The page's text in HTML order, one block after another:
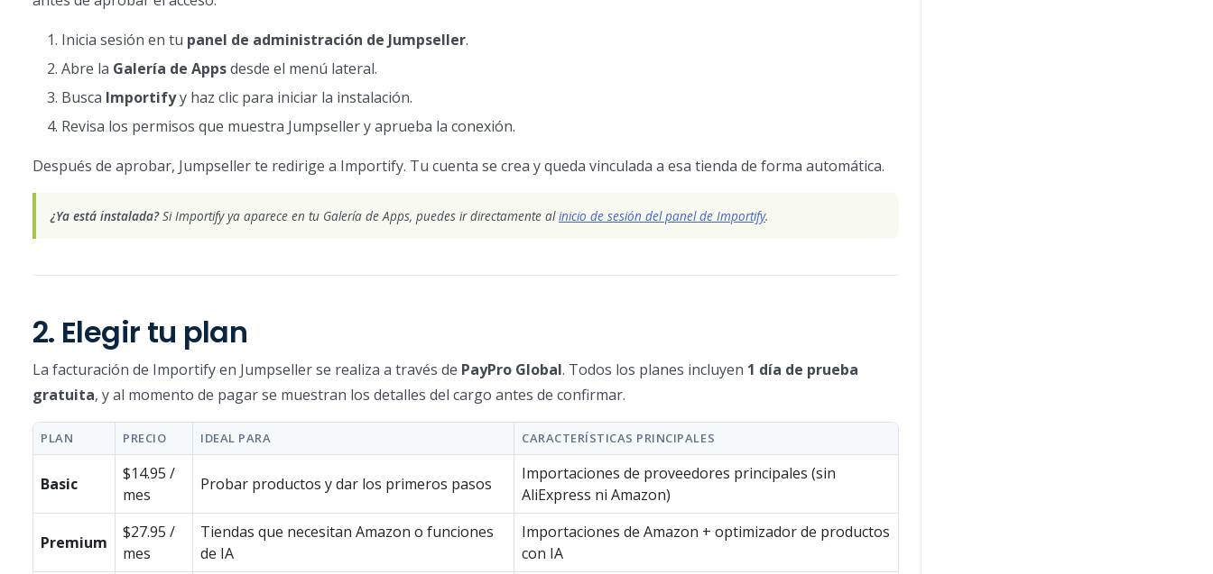
Inicia sesión en tu panel de administración de Jumpseller.
Abre la Galería de Appsdesde el menú lateral.
Busca Importifyy haz clic para iniciar la instalación.
Revisa los permisos que muestra Jumpseller y aprueba la conexión.
Después de aprobar, Jumpseller te redirige a Importify. Tu cuenta se crea y queda vinculada a esa tienda de forma automática.
¿Ya está instalada?Si Importify ya aparece en tu Galería de Apps, puedes ir directamente alinicio de sesión del panel de Importify.
2. Elegir tu plan
La facturación de Importify en Jumpseller se realiza a través de PayPro Global. Todos los planes incluyen 1 día de prueba
gratuita, y al momento de pagar se muestran los detalles del cargo antes de confirmar.
PLAN PRECIO IDEAL PARA CARACTERÍSTICAS PRINCIPALES
Basic
$14.95 /
mes
Probar productos y dar los primeros pasos
Importaciones de proveedores principales (sin
AliExpress ni Amazon)
Premium
$27.95 /
mes
Tiendas que necesitan Amazon o funciones
de IA
Importaciones de Amazon + optimizador de productos
con IA